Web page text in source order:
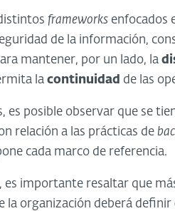
frameworks enfocados
de la información,
mantener, por un lado, la
la continuidad de las
es posible observar que se
relación a las prácticas de
cada marco de referencia.
importante resaltar que
la organización deberá definir